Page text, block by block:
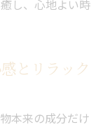
し、心地よい時
とリラック
本来の成分だけ